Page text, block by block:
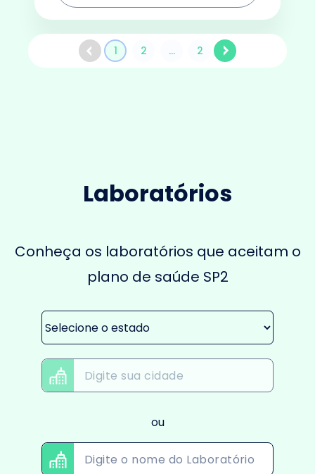
1 2 ... 2
Laboratórios
Conheça os laboratórios que aceitam o
plano de saúde SP2
ou